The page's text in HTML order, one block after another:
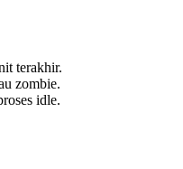
terakhir.
zombie.
idle.